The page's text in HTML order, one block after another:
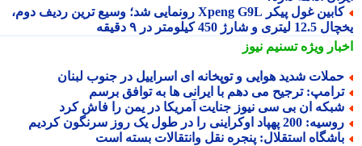
کابین غول پیکر Xpeng G9L رونمایی شد؛ وسیع ترین ردیف دوم،
و شارژ 450 کیلومتر در ۹ دقیقه
ویژهتسنیم نیوز
شدید هوایی و توپخانه ای اسراییل در جنوب لبنان
ترجیح می دهم با ایرانی ها به توافق برسم
ان بی سی نیوز جنایت آمریکا در یمن را فاش کرد
200 پهپاد اوکراینی را در طول یک روز سرنگون کردیم
استقلال: پنجره نقل وانتقالات بسته است